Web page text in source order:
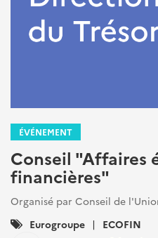
ÉVÉNEMENT
Conseil "Affaires
financières"
Organisé par Conseil de
Catégories
Eurogroupe ECOFIN